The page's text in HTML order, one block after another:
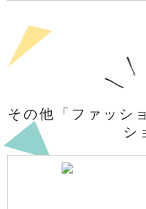
その他「ファッシ
シ